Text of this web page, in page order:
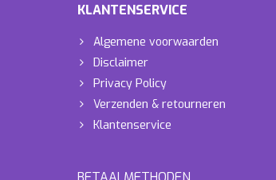
KLANTENSERVICE
Algemene voorwaarden
Disclaimer
Privacy Policy
Verzenden & retourneren
Klantenservice